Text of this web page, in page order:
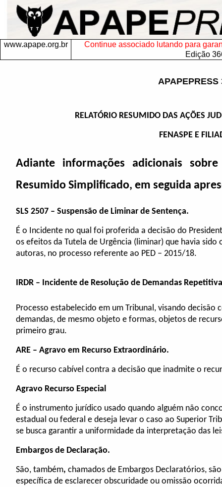
www.apape.org.br
Continue associado lutando para
Edição
APAPEPRESS
RELATÓRIO RESUMIDO DAS AÇÕES
FENASPE E
Adiante informações adicionais
Resumido Simplificado, em seguida
SLS 2507 – Suspensão de Liminar de Sentença.
É o Incidente no qual foi proferida a decisão do
os efeitos da Tutela de Urgência (liminar) que havia sido
autoras, no processo referente ao PED – 2015/18.
IRDR – Incidente de Resolução de Demandas
Processo estabelecido em um Tribunal, visando decisão
demandas, de mesmo objeto e formas, objetos de
primeiro grau.
ARE – Agravo em Recurso Extraordinário.
É o recurso cabível contra a decisão que inadmite o
Agravo Recurso Especial
É o instrumento jurídico usado quando alguém não
estadual ou federal e deseja levar o caso ao Superior
se busca garantir a uniformidade da interpretação das
Embargos de Declaração.
São, também, chamados de Embargos Declaratórios,
específica de esclarecer obscuridade ou omissão